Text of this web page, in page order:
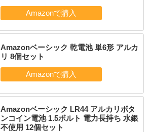
Amazonベーシック 乾電池 単6形 アルカ
リ 8個セット
Amazonベーシック LR44 アルカリボタ
ンコイン電池 1.5ボルト 電力長持ち 水銀
不使用 12個セット